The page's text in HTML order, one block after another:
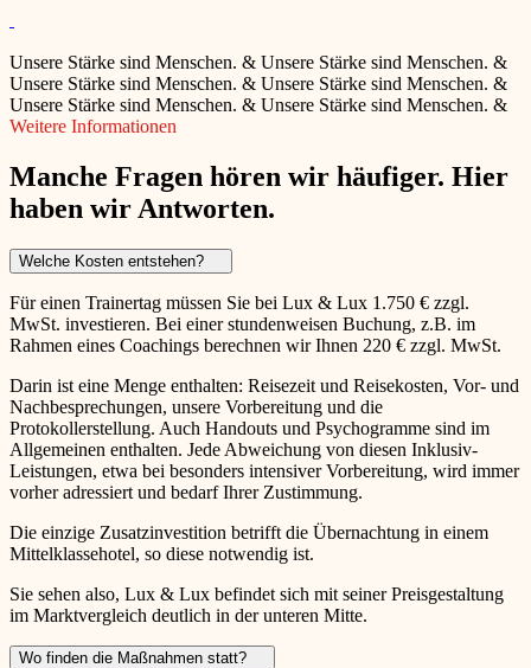
Unsere Stärke sind Menschen. & Unsere Stärke sind Menschen. &
Unsere Stärke sind Menschen. & Unsere Stärke sind Menschen. &
Unsere Stärke sind Menschen. & Unsere Stärke sind Menschen. &
Weitere Informationen
Manche Fragen hören wir häufiger. Hier
haben wir Antworten.
Welche Kosten entstehen?
Für einen Trainertag müssen Sie bei Lux & Lux 1.750 € zzgl.
MwSt. investieren. Bei einer stundenweisen Buchung, z.B. im
Rahmen eines Coachings berechnen wir Ihnen 220 € zzgl. MwSt.
Darin ist eine Menge enthalten: Reisezeit und Reisekosten, Vor- und
Nachbesprechungen, unsere Vorbereitung und die
Protokollerstellung. Auch Handouts und Psychogramme sind im
Allgemeinen enthalten. Jede Abweichung von diesen Inklusiv-
Leistungen, etwa bei besonders intensiver Vorbereitung, wird immer
vorher adressiert und bedarf Ihrer Zustimmung.
Die einzige Zusatzinvestition betrifft die Übernachtung in einem
Mittelklassehotel, so diese notwendig ist.
Sie sehen also, Lux & Lux befindet sich mit seiner Preisgestaltung
im Marktvergleich deutlich in der unteren Mitte.
Wo finden die Maßnahmen statt?